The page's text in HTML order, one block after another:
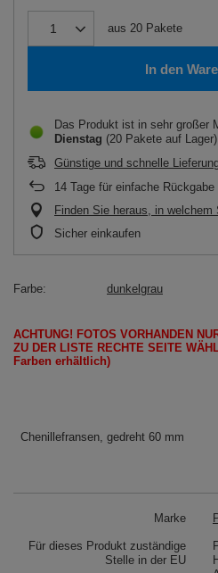
aus 20 Pakete
In den
Das Produkt ist in sehr großer
Dienstag (20 Pakete auf Lager)
Günstige und schnelle
14 Tage für einfache Rückgabe
Finden Sie heraus, in
Sicher einkaufen
Farbe dunkelgrau
ACHTUNG! FOTOS VORHANDEN
ZU DER LISTE RECHTE SEITE
Farben erhältlich)
Chenillefransen, gedreht 60 mm
Marke
Für dieses Produkt zuständige
Stelle in der EU